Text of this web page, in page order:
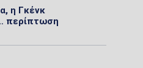
η Γκένκ
περίπτωση